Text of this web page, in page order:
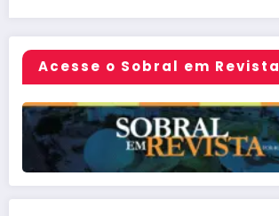
Acesse o Sobral em Revista